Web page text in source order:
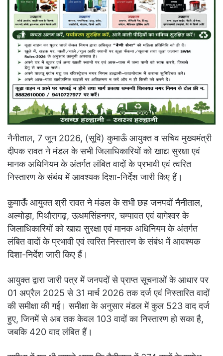
नैनीताल, 7 जून 2026, (सूवि) कुमाऊँ आयुक्त व सचिव मुख्यमंत्री
दीपक रावत ने मंडल के सभी जिलाधिकारियों को खाद्य सुरक्षा एवं
मानक अधिनियम के अंतर्गत लंबित वादों के प्रभावी एवं त्वरित
निस्तारण के संबंध में आवश्यक दिशा-निर्देश जारी किए हैं।
कुमाऊँ आयुक्त श्री रावत ने मंडल के सभी छह जनपदों नैनीताल,
अल्मोड़ा, पिथौरागढ़, ऊधमसिंहनगर, चम्पावत एवं बागेश्वर के
जिलाधिकारियों को खाद्य सुरक्षा एवं मानक अधिनियम के अंतर्गत
लंबित वादों के प्रभावी एवं त्वरित निस्तारण के संबंध में आवश्यक
दिशा-निर्देश जारी किए हैं।
आयुक्त द्वारा जारी पत्र में जनपदों से प्राप्त सूचनाओं के आधार पर
01 अप्रैल 2025 से 31 मार्च 2026 तक दर्ज एवं निस्तारित वादों
की समीक्षा की गई। समीक्षा के अनुसार मंडल में कुल 523 वाद दर्ज
हुए, जिनमें से अब तक केवल 103 वादों का निस्तारण हो सका है,
जबकि 420 वाद लंबित हैं।